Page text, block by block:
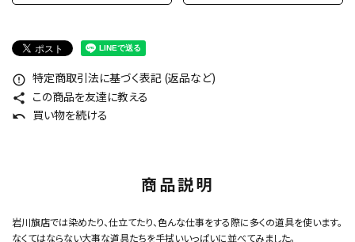
error_outline 特定商取引法に基づく表記 (返品など)
share この商品を友達に教える
undo 買い物を続ける
商品説明
岩川旗店では染めたり、仕立てたり、色んな仕事をする際に多くの道具を使います。
なくてはならない大事な道具たちを手拭いいっぱいに並べてみました。